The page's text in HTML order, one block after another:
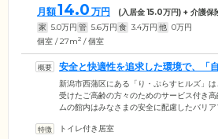
月額14.0 万円 (入居金15.0万円) + 介護保
家 5.0万円 管 5.6万円 食 3.4万円 他 0万円
個室 / 27m2 / 個室
安全と快適性を追求した環境で、「
しみください
新潟市西蒲区にある「り・ぷらすヒルズ」
受けたご高齢の方々のためのサービス付き
ムの館内はみなさまの安全に配慮したバリ
方も快適な住まいづくりに努めております
トイレ付き居室